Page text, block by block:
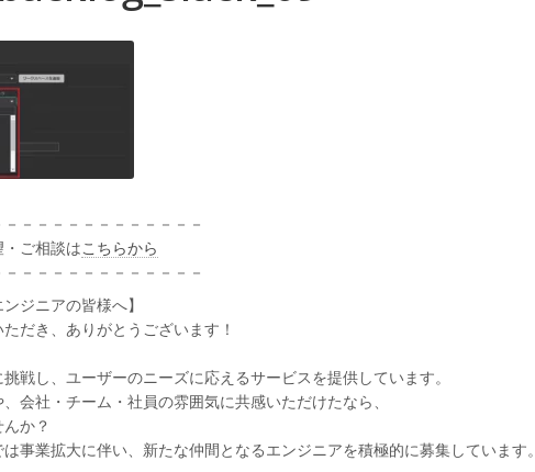
－－－－－－－－－－－－
ご相談はこちらから
－－－－－－－－－－－－
ジニアの皆様へ】
だき、ありがとうございます！
戦し、ユーザーのニーズに応えるサービスを提供しています。
会社・チーム・社員の雰囲気に共感いただけたなら、
か？
事業拡大に伴い、新たな仲間となるエンジニアを積極的に募集しています。